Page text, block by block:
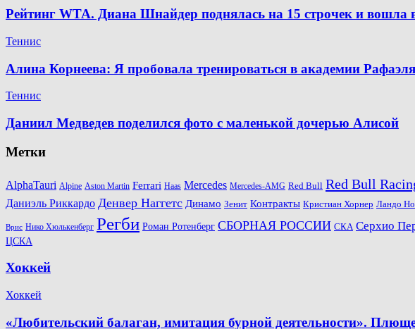
Рейтинг WTA. Диана Шнайдер поднялась на 15 строчек и вошла
Теннис
Алина Корнеева: Я пробовала тренироваться в академии
Теннис
Даниил Медведев поделился фото с маленькой дочерью Алисой
Метки
AlphaTauri Alpine Aston Martin Ferrari Haas Mercedes Mercedes-AMG Red Bull Red Bull
Даниэль Риккардо Денвер Наггетс Динамо Зенит Контракты Кристиан Хорнер Ландо
Врис Нико Хюлькенберг Регби Роман Ротенберг СБОРНАЯ РОССИИ СКА Серхио
ЦСКА
Хоккей
Хоккей
«Любительский балаган, имитация бурной деятельности».